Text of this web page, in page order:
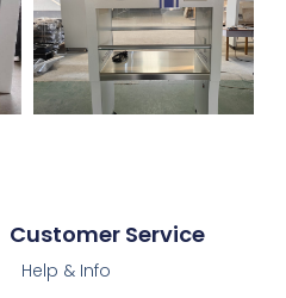
Customer Service
Help & Info